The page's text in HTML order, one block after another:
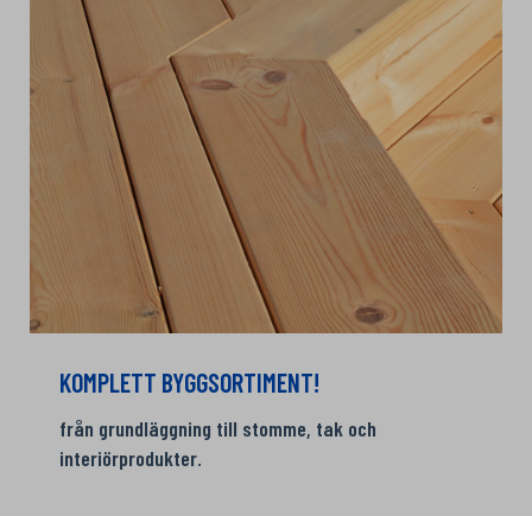
KOMPLETT BYGGSORTIMENT!
från grundläggning till stomme, tak och
interiörprodukter.